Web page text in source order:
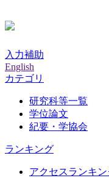
入力補助
English
カテゴリ
研究科等一覧
学位論文
紀要・学協会
ランキング
アクセスランキン